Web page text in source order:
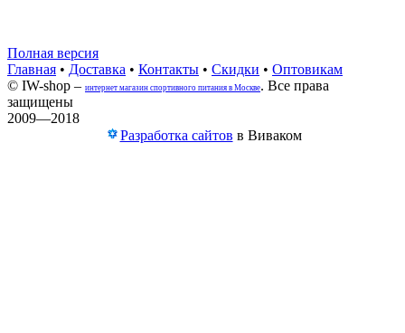
Полная версия
Главная • Доставка • Контакты • Скидки • Оптовикам
© IW-shop – интернет магазин спортивного питания в Москве. Все права
защищены
2009—2018
Разработка сайтов в Виваком